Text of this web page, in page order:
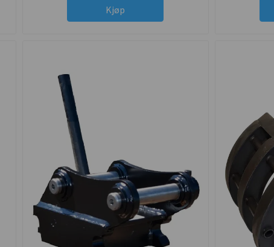
Kjøp